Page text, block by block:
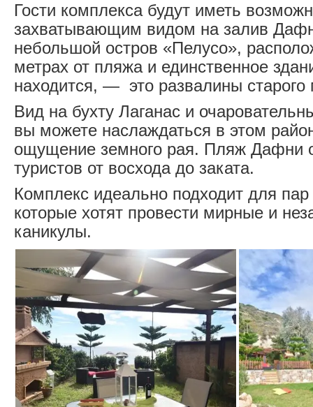
Гости комплекса будут иметь
захватывающим видом на залив
небольшой остров «Пелусо»,
метрах от пляжа и единственное
находится, — это развалины старого
Вид на бухту Лаганас и
вы можете наслаждаться в этом
ощущение земного рая. Пляж Дафни
туристов от восхода до заката.
Комплекс идеально подходит для
которые хотят провести мирные и
каникулы.